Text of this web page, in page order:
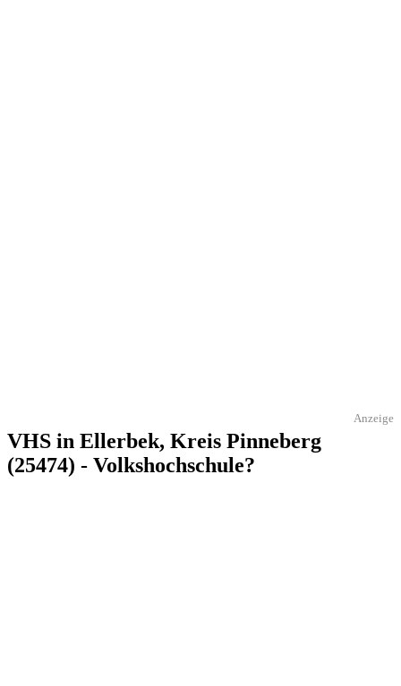
Anzeige
VHS in Ellerbek, Kreis Pinneberg
(25474) - Volkshochschule?